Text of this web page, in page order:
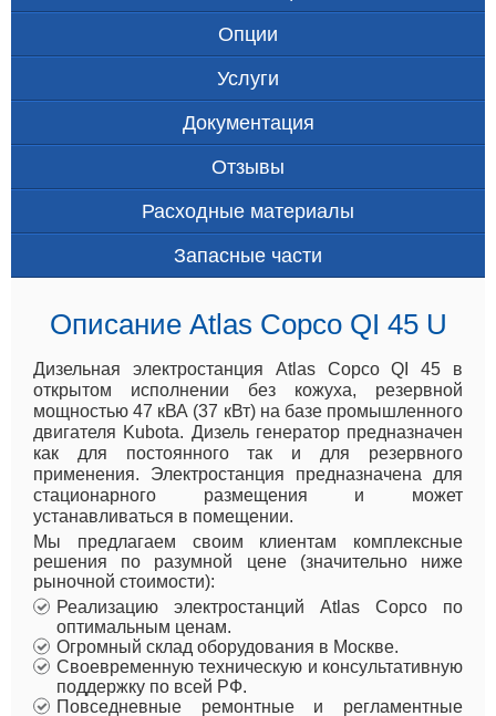
Опции
Услуги
Документация
Отзывы
Расходные материалы
Запасные части
Описание Atlas Copco QI 45 U
Дизельная электростанция Atlas Copco QI 45 в
открытом исполнении без кожуха, резервной
мощностью 47 кВА (37 кВт) на базе промышленного
двигателя Kubota. Дизель генератор предназначен
как для постоянного так и для резервного
применения. Электростанция предназначена для
стационарного размещения и может
устанавливаться в помещении.
Мы предлагаем своим клиентам комплексные
решения по разумной цене (значительно ниже
рыночной стоимости):
Реализацию электростанций Atlas Copco по
оптимальным ценам.
Огромный склад оборудования в Москве.
Своевременную техническую и консультативную
поддержку по всей РФ.
Повседневные ремонтные и регламентные